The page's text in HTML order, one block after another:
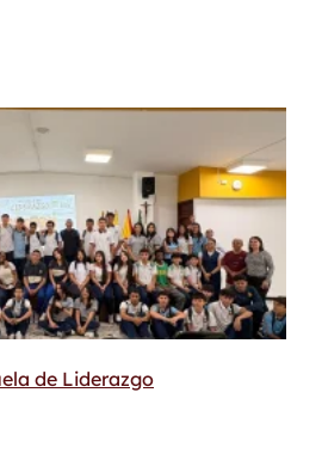
de Liderazgo